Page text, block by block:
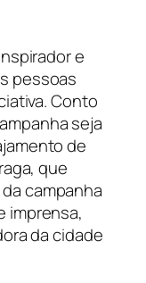
e
pessoas
Conto
seja
de
que
campanha
imprensa,
da cidade